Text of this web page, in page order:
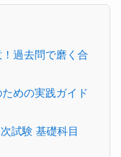
過去問で磨く合
めの実践ガイド
試験 基礎科目